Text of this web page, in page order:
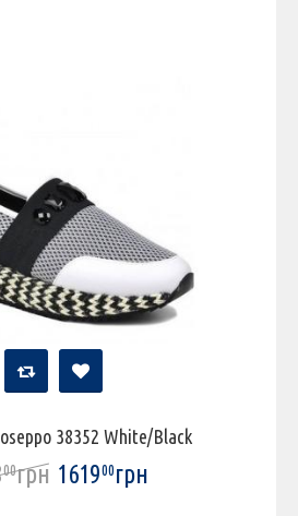
38352 White/Black
00грн 161900грн